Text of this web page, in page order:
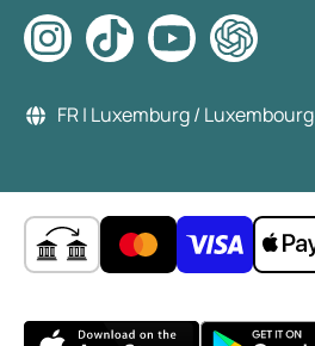
FR | Luxemburg / Luxembourg